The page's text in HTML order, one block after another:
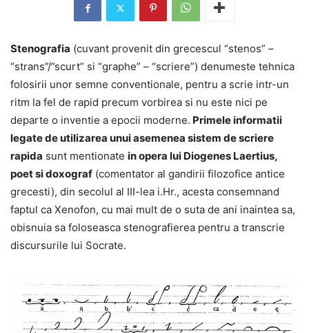
Stenografia (cuvant provenit din grecescul “stenos” –
“strans”/”scurt” si “graphe” – “scriere”) denumeste tehnica
folosirii unor semne conventionale, pentru a scrie intr-un
ritm la fel de rapid precum vorbirea si nu este nici pe
departe o inventie a epocii moderne. Primele informatii
legate de utilizarea unui asemenea sistem de scriere
rapida sunt mentionate in opera lui Diogenes Laertius,
poet si doxograf (comentator al gandirii filozofice antice
grecesti), din secolul al III-lea i.Hr., acesta consemnand
faptul ca Xenofon, cu mai mult de o suta de ani inaintea sa,
obisnuia sa foloseasca stenografierea pentru a transcrie
discursurile lui Socrate.